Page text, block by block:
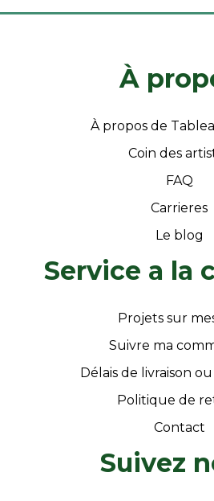
À
À propos de
Coin des
FAQ
Carrieres
Le blog
Service a la
Projets sur
Suivre ma
Délais de livraison
Politique de
Contact
Suivez